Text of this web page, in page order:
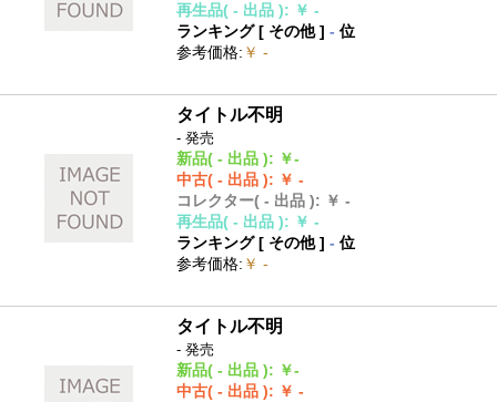
再生品( - 出品 ): ￥ -
ランキング [ その他]- 位
参考価格: ￥ -
タイトル不明
- 発売
新品( - 出品 ): ￥-
中古( - 出品 ): ￥ -
コレクター( - 出品 ): ￥ -
再生品( - 出品 ): ￥ -
ランキング [ その他]- 位
参考価格: ￥ -
タイトル不明
- 発売
新品( - 出品 ): ￥-
中古( - 出品 ): ￥ -